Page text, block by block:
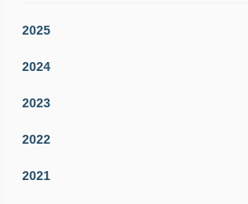
2025
2024
2023
2022
2021